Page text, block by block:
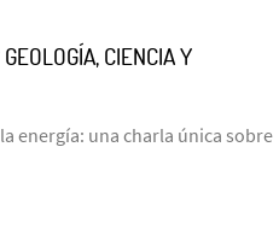
CIENCIA Y
energía: una charla única sobre